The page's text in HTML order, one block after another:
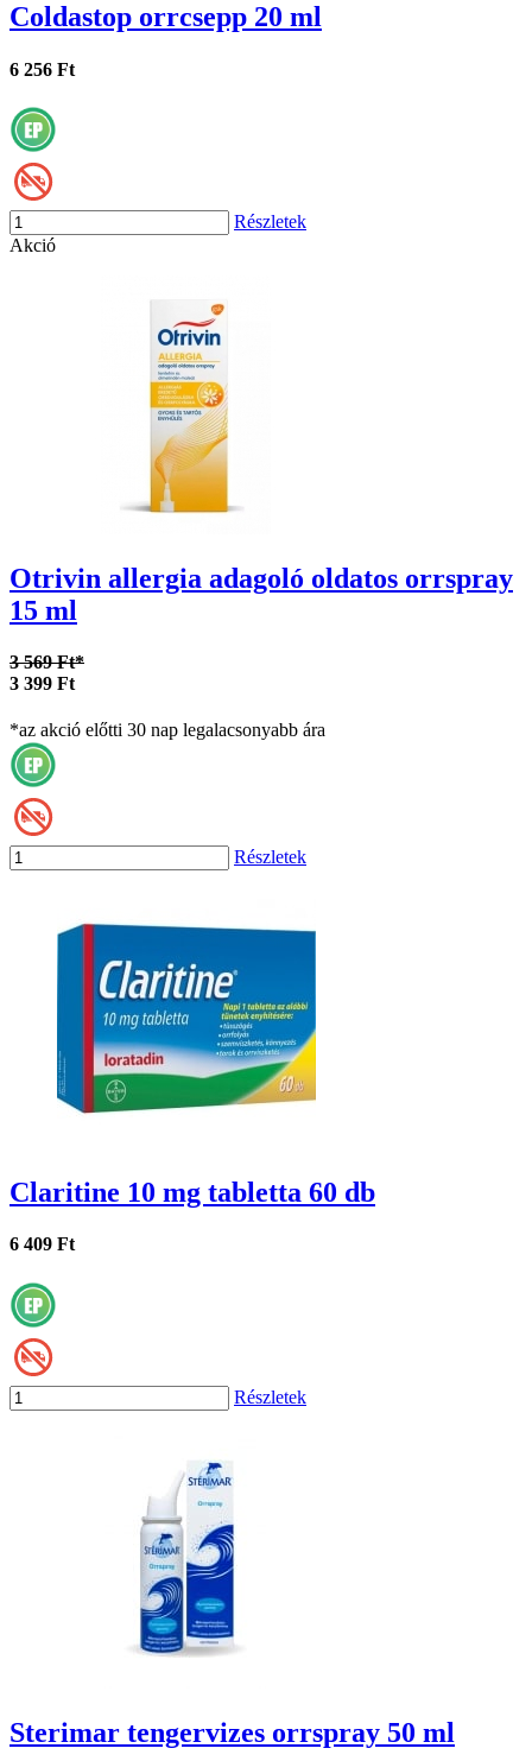
Coldastop orrcsepp 20 ml
6 256 Ft
Részletek
Akció
Otrivin allergia adagoló oldatos orrspray
15 ml
3 569 Ft*
3 399 Ft
*az akció előtti 30 nap legalacsonyabb ára
Részletek
Claritine 10 mg tabletta 60 db
6 409 Ft
Részletek
Sterimar tengervizes orrspray 50 ml